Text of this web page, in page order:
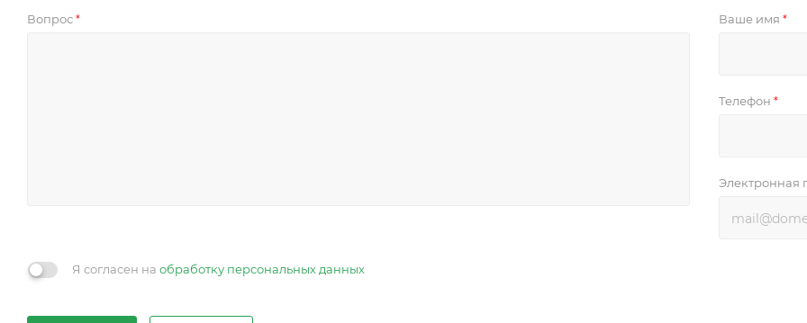
Вопрос * Ваше имя *
Телефон *
Электронная
Я согласен на обработку персональных данных